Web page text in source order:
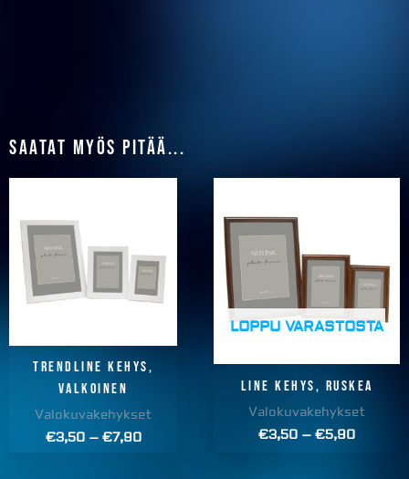
Saatat myös pitää...
Trendline kehys,
VALKOINEN
Valokuvakehykset
€3,50 – €7,90
LOPPU VARASTOSTA
Line kehys, RUSKEA
Valokuvakehykset
€3,50 – €5,90